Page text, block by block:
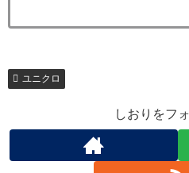
ユニクロ
しおりをフ